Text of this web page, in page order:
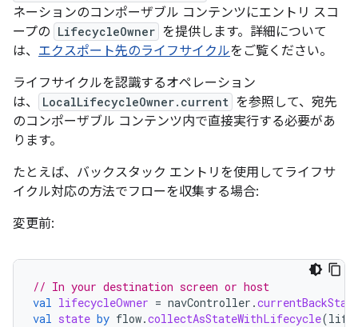
ネーションのコンポーザブル コンテンツにエントリ スコ
ープの LifecycleOwner を提供します。詳細について
は、 エクスポート先のライフサイクルをご覧ください。
ライフサイクルを認識するオペレーション
は、
LocalLifecycleOwner.current を参照して、宛先
のコンポーザブル コンテンツ内で直接実行する必要があ
ります。
たとえば、バックスタック エントリを使用してライフサ
イクル対応の方法でフローを収集する場合:
変更前:
// In your destination screen or host
val lifecycleOwner = navController .
val state by flow.collectAsStateWithLifecycle(